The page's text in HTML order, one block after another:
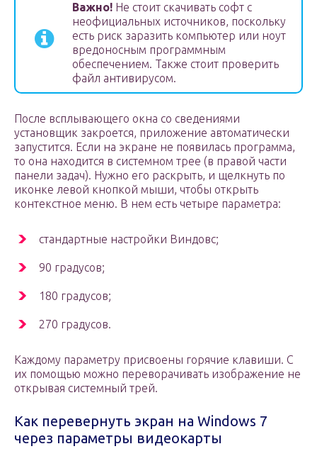
Важно! Не стоит скачивать софт с
неофициальных источников, поскольку
есть риск заразить компьютер или ноут
вредоносным программным
обеспечением. Также стоит проверить
файл антивирусом.
После всплывающего окна со сведениями
установщик закроется, приложение автоматически
запустится. Если на экране не появилась программа,
то она находится в системном трее (в правой части
панели задач). Нужно его раскрыть, и щелкнуть по
иконке левой кнопкой мыши, чтобы открыть
контекстное меню. В нем есть четыре параметра:
стандартные настройки Виндовс;
90 градусов;
180 градусов;
270 градусов.
Каждому параметру присвоены горячие клавиши. С
их помощью можно переворачивать изображение не
открывая системный трей.
Как перевернуть экран на Windows 7
через параметры видеокарты